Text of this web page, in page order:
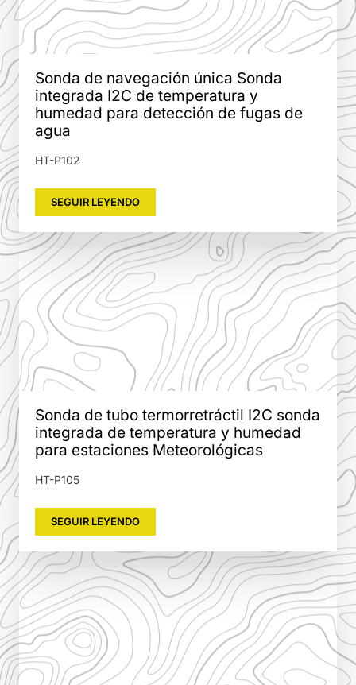
Sonda de navegación única Sonda
integrada I2C de temperatura y
humedad para detección de fugas de
agua
HT-P102
SEGUIR LEYENDO
Sonda de tubo termorretráctil I2C sonda
integrada de temperatura y humedad
para estaciones Meteorológicas
HT-P105
SEGUIR LEYENDO